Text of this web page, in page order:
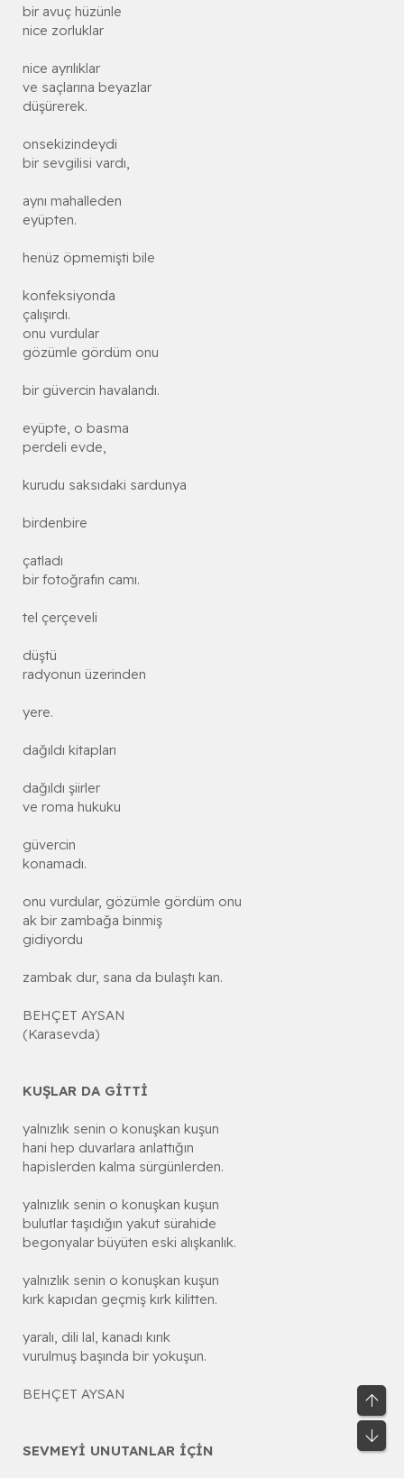
bir avuç hüzünle
nice zorluklar
nice ayrılıklar
ve saçlarına beyazlar
düşürerek.
onsekizindeydi
bir sevgilisi vardı,
aynı mahalleden
eyüpten.
henüz öpmemişti bile
konfeksiyonda
çalışırdı.
onu vurdular
gözümle gördüm onu
bir güvercin havalandı.
eyüpte, o basma
perdeli evde,
kurudu saksıdaki sardunya
birdenbire
çatladı
bir fotoğrafın camı.
tel çerçeveli
düştü
radyonun üzerinden
yere.
dağıldı kitapları
dağıldı şiirler
ve roma hukuku
güvercin
konamadı.
onu vurdular, gözümle gördüm onu
ak bir zambağa binmiş
gidiyordu
zambak dur, sana da bulaştı kan.
BEHÇET AYSAN
(Karasevda)
KUŞLAR DA GİTTİ
yalnızlık senin o konuşkan kuşun
hani hep duvarlara anlattığın
hapislerden kalma sürgünlerden.
yalnızlık senin o konuşkan kuşun
bulutlar taşıdığın yakut sürahide
begonyalar büyüten eski alışkanlık.
yalnızlık senin o konuşkan kuşun
kırk kapıdan geçmiş kırk kilitten.
yaralı, dili lal, kanadı kırık
vurulmuş başında bir yokuşun.
BEHÇET AYSAN
SEVMEYİ UNUTANLAR İÇİN
Üst
Alt